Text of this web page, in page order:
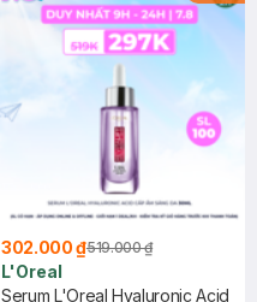
302.000 ₫519.000 ₫
L'Oreal
Serum L'Oreal Hyaluronic Acid